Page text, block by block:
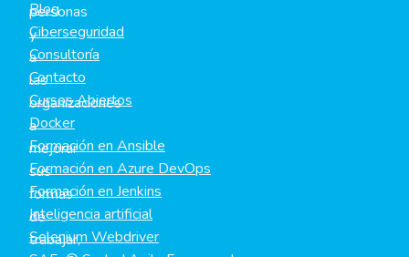
personas
y
a
las
organizaciones
a
mejorar
sus
formas
de
trabajar,
Blog
Ciberseguridad
Consultoría
Contacto
Cursos Abiertos
Docker
Formación en Ansible
Formación en Azure DevOps
Formación en Jenkins
Inteligencia artificial
Selenium Webdriver